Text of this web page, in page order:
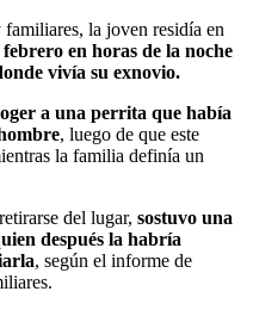
la joven residía en
en horas de la noche
vivía su exnovio.
a una perrita que había
, luego de que este
la familia definía un
del lugar, sostuvo una
después la habría
, según el informe de